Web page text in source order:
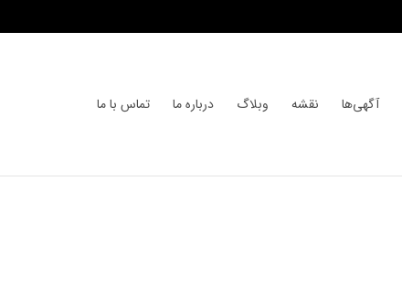
آگهی‌ها نقشه وبلاگ درباره ما تماس با ما